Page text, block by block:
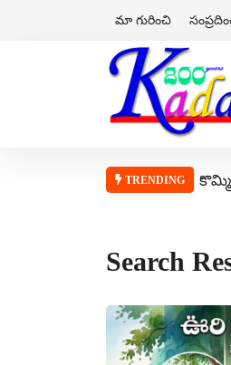
మా గురించి
TRENDING
Search